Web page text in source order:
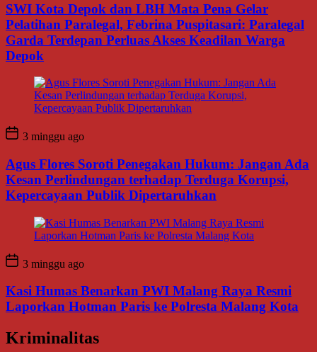
SWI Kota Depok dan LBH Mata Pena Gelar
Pelatihan Paralegal, Febrina Puspitasari: Paralegal
Garda Terdepan Perluas Akses Keadilan Warga
Depok
3 minggu ago
Agus Flores Soroti Penegakan Hukum: Jangan Ada
Kesan Perlindungan terhadap Terduga Korupsi,
Kepercayaan Publik Dipertaruhkan
3 minggu ago
Kasi Humas Benarkan PWI Malang Raya Resmi
Laporkan Hotman Paris ke Polresta Malang Kota
Kriminalitas